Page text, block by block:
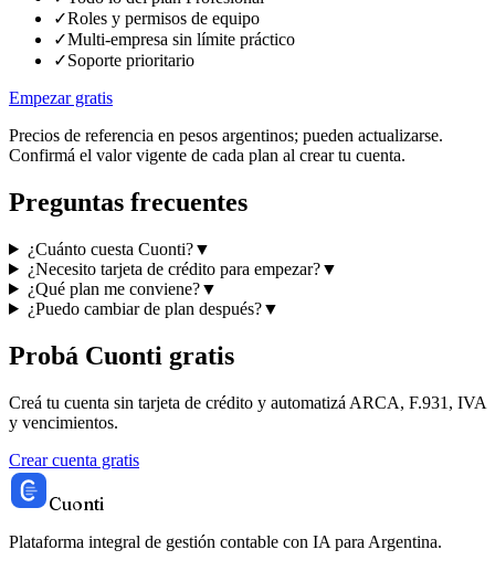
✓Roles y permisos de equipo
✓Multi-empresa sin límite práctico
✓Soporte prioritario
Empezar gratis
Precios de referencia en pesos argentinos; pueden actualizarse.
Confirmá el valor vigente de cada plan al crear tu cuenta.
Preguntas frecuentes
¿Cuánto cuesta Cuonti?▼
¿Necesito tarjeta de crédito para empezar?▼
¿Qué plan me conviene?▼
¿Puedo cambiar de plan después?▼
Probá Cuonti gratis
Creá tu cuenta sin tarjeta de crédito y automatizá ARCA, F.931, IVA
y vencimientos.
Crear cuenta gratis
Cuonti
Plataforma integral de gestión contable con IA para Argentina.